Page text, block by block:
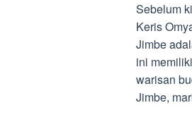
Sebelum
Keris
Jimbe
ini
warisan
Jimbe,